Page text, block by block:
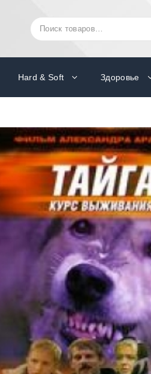
Искать:
Hard & Soft Здоровье